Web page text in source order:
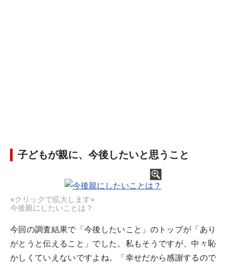
子どもが親に、今後したいと思うこと
※クリックで拡大します※
今後親にしたいことは？
今回の調査結果で「今後したいこと」のトップが「あり
がとうと伝えること」でした。私もそうですが、中々恥
かしくていえないですよね。「幸せだから感謝するので